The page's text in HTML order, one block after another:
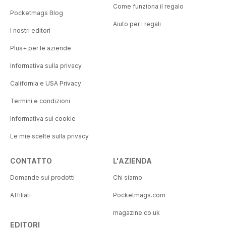
Pocketmags Blog
I nostri editori
Plus+ per le aziende
Informativa sulla privacy
California e USA Privacy
Termini e condizioni
Informativa sui cookie
Le mie scelte sulla privacy
Come funziona il regalo
Aiuto per i regali
CONTATTO
Domande sui prodotti
Affiliati
EDITORI
L'AZIENDA
Chi siamo
Pocketmags.com
magazine.co.uk